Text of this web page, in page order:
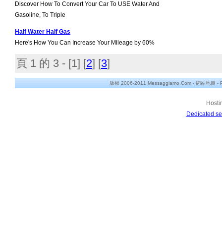
Discover How To Convert Your Car To USE Water And
Gasoline, To Triple
Half Water Half Gas
Here's How You Can Increase Your Mileage by 60%
頁 1 的 3 - [1] [2] [3]
版權 2006-2011 Messaggiamo.Com - 網站地圖 -
Dedicated